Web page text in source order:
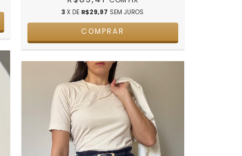
3 X DE R$29,97 SEM JUROS
COMPRAR